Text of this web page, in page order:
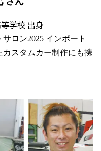
学校 出身
ロン2025 インポート
カスタムカー制作にも携